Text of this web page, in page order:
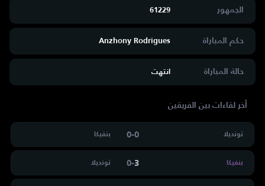
الجمهور 61229
حكم المباراة Anzhony Rodrigues
حالة المباراة انتهت
أخر لقاءات بين الفريقين
تونديلا 0
-
0 بنفيكا
بنفيكا 3
-
0 تونديلا